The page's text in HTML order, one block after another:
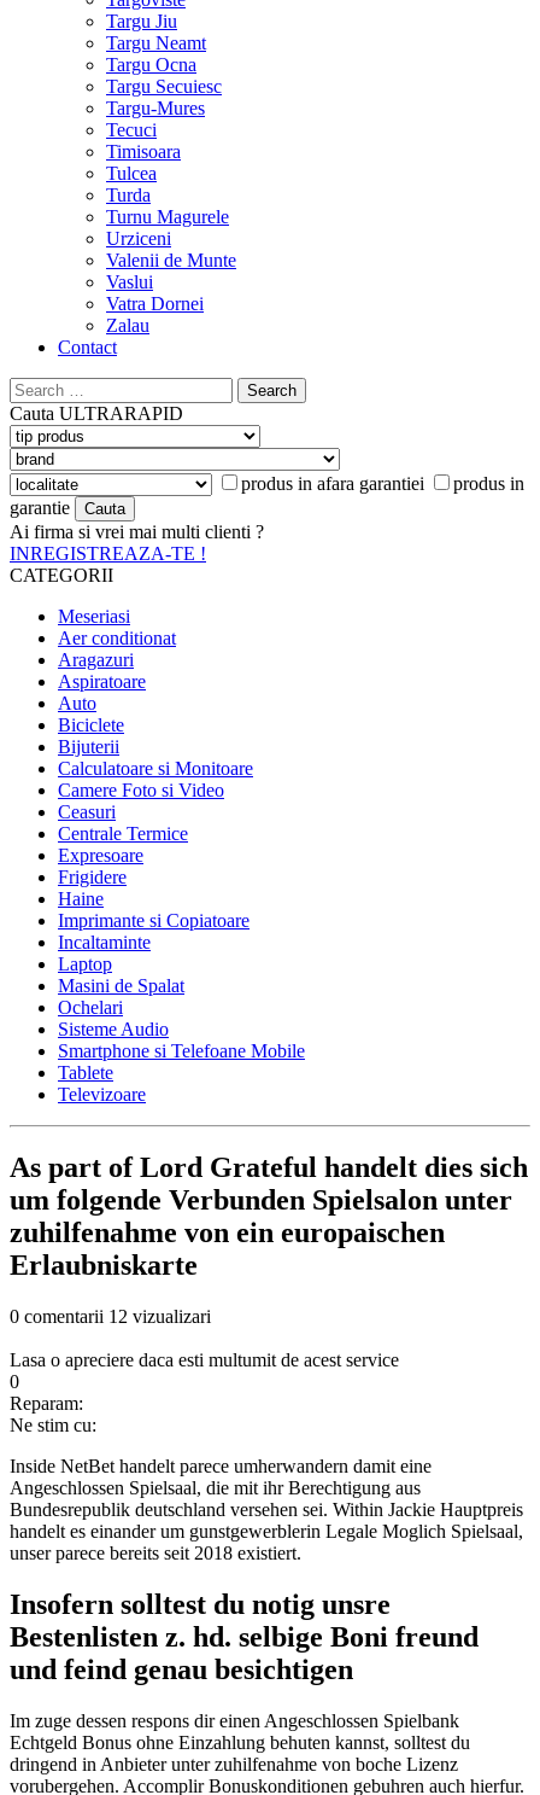
Targu Jiu
Targu Neamt
Targu Ocna
Targu Secuiesc
Targu-Mures
Tecuci
Timisoara
Tulcea
Turda
Turnu Magurele
Urziceni
Valenii de Munte
Vaslui
Vatra Dornei
Zalau
Contact
Search
for:
Cauta ULTRARAPID
produs in afara garantiei
produs in
garantie
Ai firma si vrei mai multi clienti ?
INREGISTREAZA-TE !
CATEGORII
Meseriasi
Aer conditionat
Aragazuri
Aspiratoare
Auto
Biciclete
Bijuterii
Calculatoare si Monitoare
Camere Foto si Video
Ceasuri
Centrale Termice
Expresoare
Frigidere
Haine
Imprimante si Copiatoare
Incaltaminte
Laptop
Masini de Spalat
Ochelari
Sisteme Audio
Smartphone si Telefoane Mobile
Tablete
Televizoare
As part of Lord Grateful handelt dies sich
um folgende Verbunden Spielsalon unter
zuhilfenahme von ein europaischen
Erlaubniskarte
0 comentarii 12 vizualizari
Lasa o apreciere daca esti multumit de acest service
0
Reparam:
Ne stim cu:
Inside NetBet handelt parece umherwandern damit eine
Angeschlossen Spielsaal, die mit ihr Berechtigung aus
Bundesrepublik deutschland versehen sei. Within Jackie Hauptpreis
handelt es einander um gunstgewerblerin Legale Moglich Spielsaal,
unser parece bereits seit 2018 existiert.
Insofern solltest du notig unsre
Bestenlisten z. hd. selbige Boni freund
und feind genau besichtigen
Im zuge dessen respons dir einen Angeschlossen Spielbank
Echtgeld Bonus ohne Einzahlung behuten kannst, solltest du
dringend in Anbieter unter zuhilfenahme von boche Lizenz
vorubergehen. Accomplir Bonuskonditionen gebuhren auch hierfur.